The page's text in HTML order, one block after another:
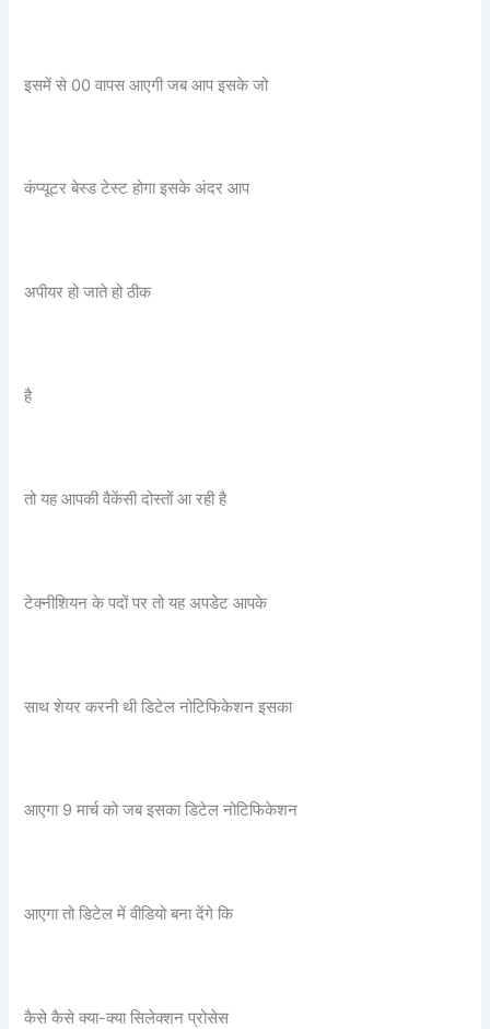
इसमें से 00 वापस आएगी जब आप इसके जो
कंप्यूटर बेस्ड टेस्ट होगा इसके अंदर आप
अपीयर हो जाते हो ठीक
है
तो यह आपकी वैकेंसी दोस्तों आ रही है
टेक्नीशियन के पदों पर तो यह अपडेट आपके
साथ शेयर करनी थी डिटेल नोटिफिकेशन इसका
आएगा 9 मार्च को जब इसका डिटेल नोटिफिकेशन
आएगा तो डिटेल में वीडियो बना देंगे कि
कैसे कैसे क्या-क्या सिलेक्शन प्रोसेस